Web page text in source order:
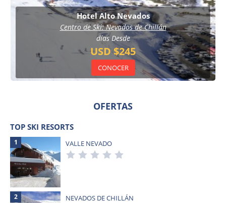
Hotel Alto Nevados
Centro de Ski: Nevados de Chillán
días Desde
USD $245
CONOCER
OFERTAS
TOP SKI RESORTS
1 VALLE NEVADO
2 NEVADOS DE CHILLÁN